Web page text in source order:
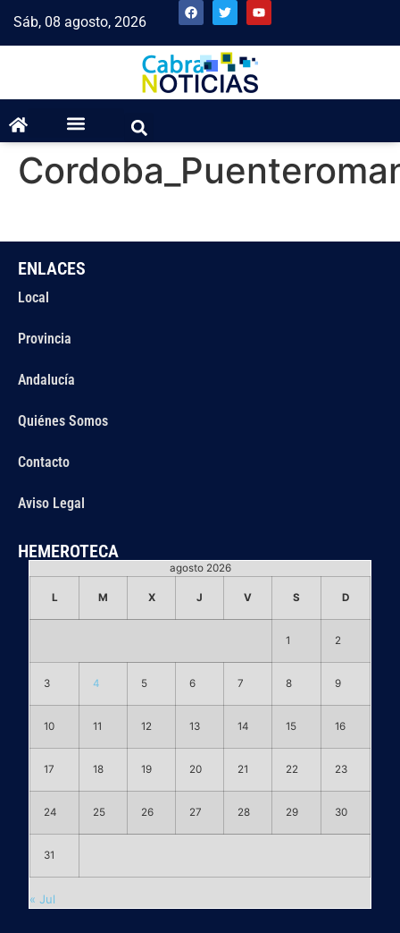
Sáb, 08 agosto, 2026
ENLACES
Local
Provincia
Andalucía
Quiénes Somos
Contacto
Aviso Legal
HEMEROTECA
agosto 2026
L M X J V S D
1 2
3 4 5 6 7 8 9
10 11 12 13 14 15 16
17 18 19 20 21 22 23
24 25 26 27 28 29 30
31
« Jul